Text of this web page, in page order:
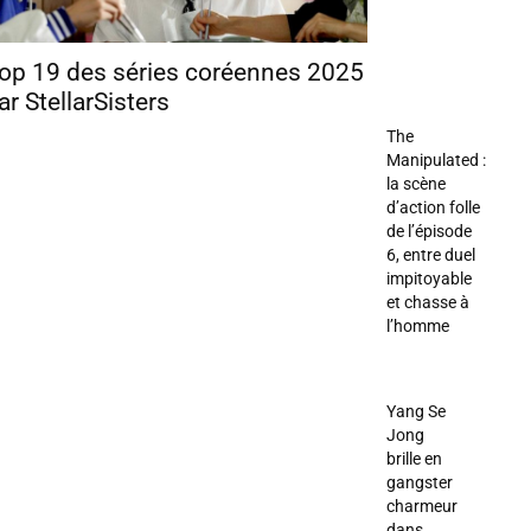
19 des séries coréennes 2025
StellarSisters
The
Manipulated :
la scène
d’action folle
de l’épisode
6, entre duel
impitoyable
et chasse à
l’homme
Yang Se
Jong
brille en
gangster
charmeur